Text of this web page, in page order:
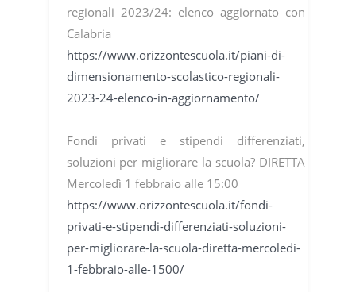
regionali 2023/24: elenco aggiornato con
Calabria
https://www.orizzontescuola.it/piani-di-
dimensionamento-scolastico-regionali-
2023-24-elenco-in-aggiornamento/
Fondi privati e stipendi differenziati,
soluzioni per migliorare la scuola? DIRETTA
Mercoledì 1 febbraio alle 15:00
https://www.orizzontescuola.it/fondi-
privati-e-stipendi-differenziati-soluzioni-
per-migliorare-la-scuola-diretta-mercoledi-
1-febbraio-alle-1500/